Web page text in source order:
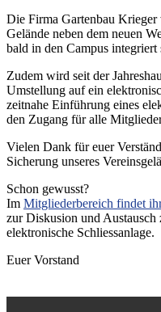
Die Firma Gartenbau Krieger
Gelände neben dem neuen
bald in den Campus integriert
Zudem wird seit der
Umstellung auf ein
zeitnahe Einführung eines
den Zugang für alle
Vielen Dank für euer
Sicherung unseres
Schon gewusst?
Im Mitgliederbereich findet
zur Diskusion und Austausch
elektronische Schliessanlage.
Euer Vorstand